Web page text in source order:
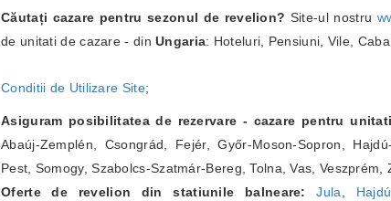
Căutați cazare pentru sezonul de revelion? Site-ul nostru
de unitati de cazare - dinUngaria: Hoteluri, Pensiuni, Vile,
Conditii de Utilizare Site;
Asiguram posibilitatea de rezervare - cazare pentru
Abaúj-Zemplén, Csongrád, Fejér, Győr-Moson-Sopron,
Pest, Somogy, Szabolcs-Szatmár-Bereg, Tolna, Vas, Veszprém,
Oferte de revelion din statiunile balneare:
Jula,